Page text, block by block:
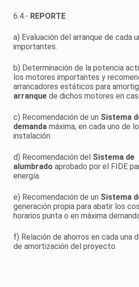
6.4.- REPORTE
a) Evaluación del arranque de cada
importantes.
b) Determinación de la potencia
los motores importantes y
arrancadores estáticos para
arranquede dichos motores en
c) Recomendación de un Sistema
demandamáxima, en cada uno de
instalación.
d) Recomendación del Sistema de
alumbrado aprobado por el FIDE
energía.
e) Recomendación de un Sistema
generación propia para abatir los
horarios punta o en máxima
f) Relación de ahorros en cada una
de amortización del proyecto.